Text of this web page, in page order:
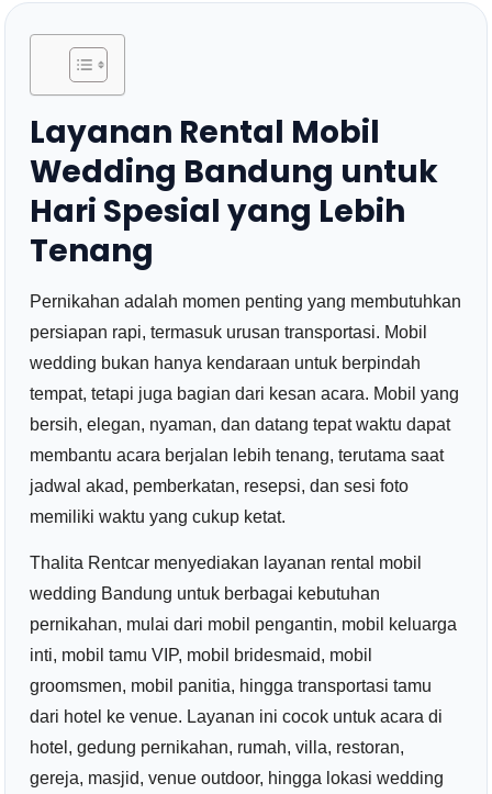
Layanan Rental Mobil
Wedding Bandung untuk
Hari Spesial yang Lebih
Tenang
Pernikahan adalah momen penting yang membutuhkan
persiapan rapi, termasuk urusan transportasi. Mobil
wedding bukan hanya kendaraan untuk berpindah
tempat, tetapi juga bagian dari kesan acara. Mobil yang
bersih, elegan, nyaman, dan datang tepat waktu dapat
membantu acara berjalan lebih tenang, terutama saat
jadwal akad, pemberkatan, resepsi, dan sesi foto
memiliki waktu yang cukup ketat.
Thalita Rentcar menyediakan layanan rental mobil
wedding Bandung untuk berbagai kebutuhan
pernikahan, mulai dari mobil pengantin, mobil keluarga
inti, mobil tamu VIP, mobil bridesmaid, mobil
groomsmen, mobil panitia, hingga transportasi tamu
dari hotel ke venue. Layanan ini cocok untuk acara di
hotel, gedung pernikahan, rumah, villa, restoran,
gereja, masjid, venue outdoor, hingga lokasi wedding